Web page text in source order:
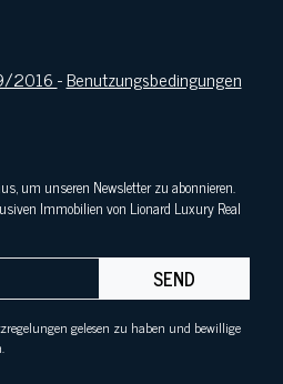
2016-Benutzungsbedingungen
um unseren Newsletter zu abonnieren.
Immobilien von Lionard Luxury Real
SEND
gelesen zu haben und bewillige